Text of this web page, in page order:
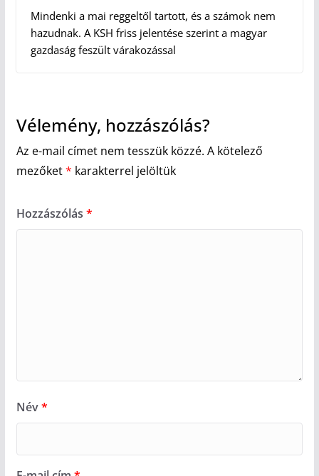
Mindenki a mai reggeltől tartott, és a számok nem
hazudnak. A KSH friss jelentése szerint a magyar
gazdaság feszült várakozással
Vélemény, hozzászólás?
Az e-mail címet nem tesszük közzé. A kötelező
mezőket* karakterrel jelöltük
Hozzászólás *
Név*